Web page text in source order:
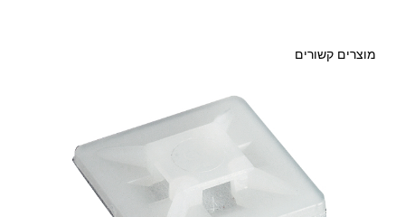
מוצרים קשורים